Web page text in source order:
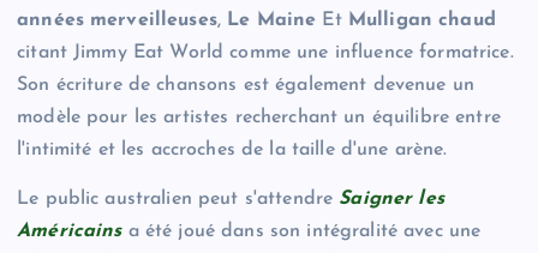
années merveilleuses, Le Maine Et Mulligan chaud
citant Jimmy Eat World comme une influence formatrice.
Son écriture de chansons est également devenue un
modèle pour les artistes recherchant un équilibre entre
l'intimité et les accroches de la taille d'une arène.
Le public australien peut s'attendre Saigner les
Américainsa été joué dans son intégralité avec une